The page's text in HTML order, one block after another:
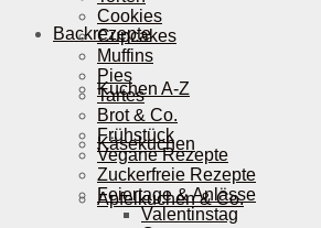
Backrezepte
Kuchen A-Z
Käsekuchen
Apfelkuchen & Co.
Cookies
Cupcakes
Muffins
Pies
Tartes
Brot & Co.
Frühstück
Vegane Rezepte
Zuckerfreie Rezepte
Feiertage & Anlässe
Valentinstag